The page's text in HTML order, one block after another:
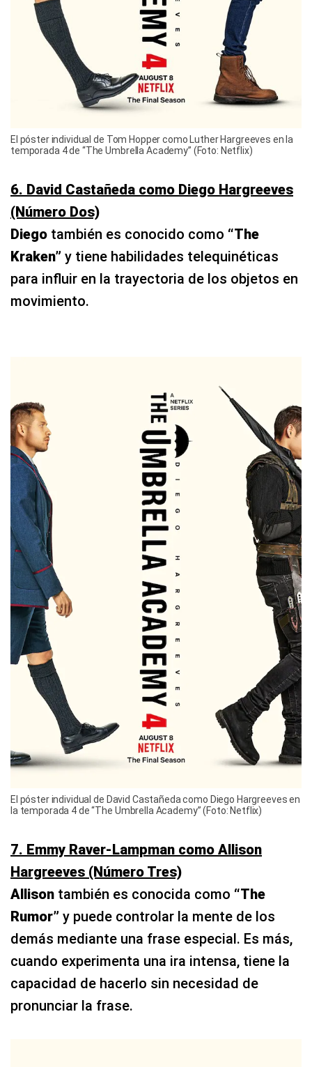
El póster individual de Tom Hopper como Luther Hargreeves en la
temporada 4 de “The Umbrella Academy” (Foto: Netflix)
6. David Castañeda como Diego Hargreeves
(Número Dos)
Diego también es conocido como “The
Kraken” y tiene habilidades telequinéticas
para influir en la trayectoria de los objetos en
movimiento.
El póster individual de David Castañeda como Diego Hargreeves en
la temporada 4 de “The Umbrella Academy” (Foto: Netflix)
7. Emmy Raver-Lampman como Allison
Hargreeves (Número Tres)
Allison también es conocida como “The
Rumor” y puede controlar la mente de los
demás mediante una frase especial. Es más,
cuando experimenta una ira intensa, tiene la
capacidad de hacerlo sin necesidad de
pronunciar la frase.